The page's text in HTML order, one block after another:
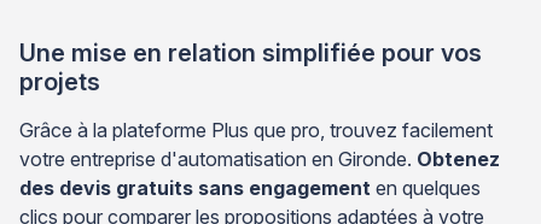
Une mise en relation simplifiée pour vos
projets
Grâce à la plateforme Plus que pro, trouvez facilement
votre entreprise d'automatisation en Gironde. Obtenez
des devis gratuits sans engagement en quelques
clics pour comparer les propositions adaptées à votre